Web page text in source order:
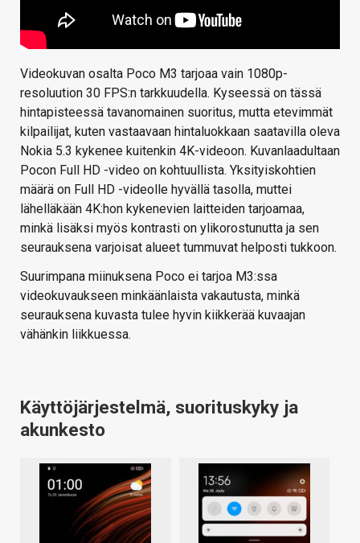
Videokuvan osalta Poco M3 tarjoaa vain 1080p-
resoluution 30 FPS:n tarkkuudella. Kyseessä on tässä
hintapisteessä tavanomainen suoritus, mutta etevimmät
kilpailijat, kuten vastaavaan hintaluokkaan saatavilla oleva
Nokia 5.3 kykenee kuitenkin 4K-videoon. Kuvanlaadultaan
Pocon Full HD -video on kohtuullista. Yksityiskohtien
määrä on Full HD -videolle hyvällä tasolla, muttei
lähelläkään 4K:hon kykenevien laitteiden tarjoamaa,
minkä lisäksi myös kontrasti on ylikorostunutta ja sen
seurauksena varjoisat alueet tummuvat helposti tukkoon.
Suurimpana miinuksena Poco ei tarjoa M3:ssa
videokuvaukseen minkäänlaista vakautusta, minkä
seurauksena kuvasta tulee hyvin kiikkerää kuvaajan
vähänkin liikkuessa.
Käyttöjärjestelmä, suorituskyky ja
akunkesto